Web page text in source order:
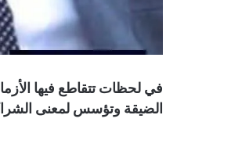
في لحظات تتقاطع فيها
الضيقة وتؤسس لمعنى